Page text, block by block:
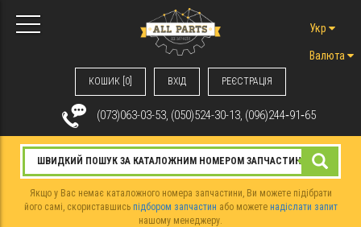
КОШИК [0] ВХIД РЕЄСТРАЦІЯ
Укр
Валюта
(073)063-03-53, (050)524-30-13, (096)244‑91‑65
Якщо у Вас немає каталожного номера запчастини, Ви можете підібрати
його самі, скориставшись підбором запчастин або можете надіслати запит
нашому менеджеру.